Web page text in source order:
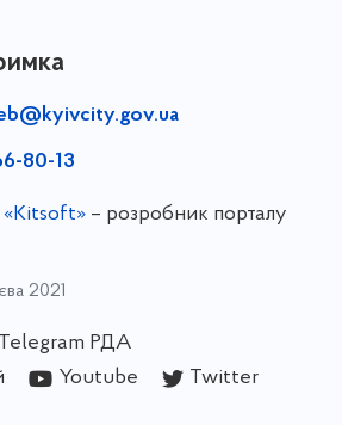
80-13
«Kitsoft»– розробник порталу
2021
Telegram РДА
Youtube
Twitter